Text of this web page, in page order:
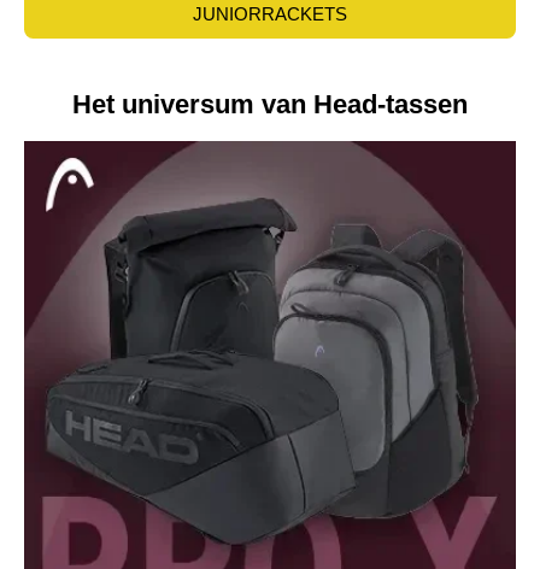
JUNIORRACKETS
Het universum van Head-tassen